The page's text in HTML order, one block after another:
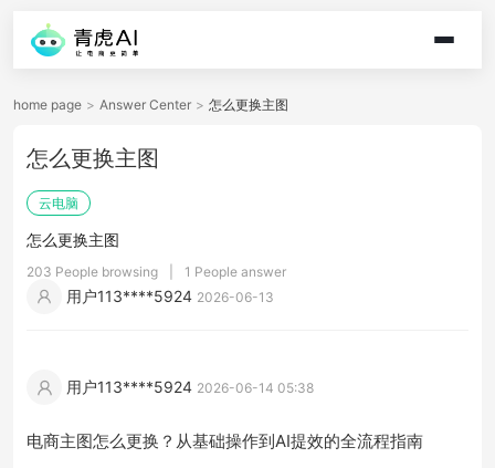
home page > Answer Center > 怎么更换主图
怎么更换主图
云电脑
怎么更换主图
203 People browsing 1 People answer
用户113****5924 2026-06-13
用户113****5924 2026-06-14 05:38
电商主图怎么更换？从基础操作到AI提效的全流程指南